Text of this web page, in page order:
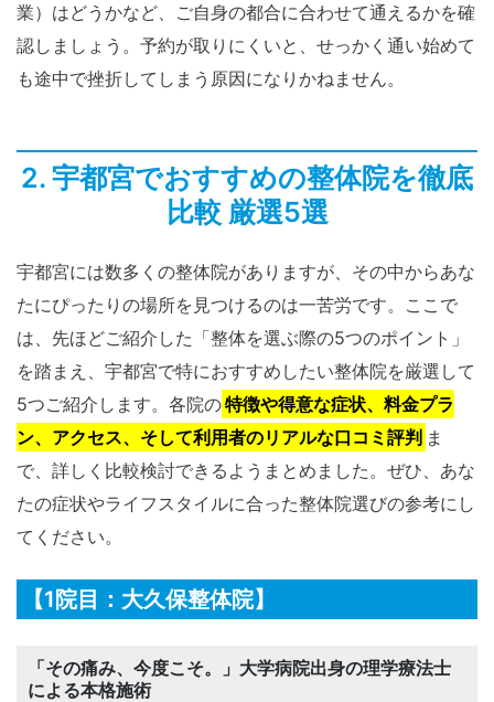
業）はどうかなど、ご自身の都合に合わせて通えるかを確
認しましょう。予約が取りにくいと、せっかく通い始めて
も途中で挫折してしまう原因になりかねません。
2. 宇都宮でおすすめの整体院を徹底
比較 厳選5選
宇都宮には数多くの整体院がありますが、その中からあな
たにぴったりの場所を見つけるのは一苦労です。ここで
は、先ほどご紹介した「整体を選ぶ際の5つのポイント」
を踏まえ、宇都宮で特におすすめしたい整体院を厳選して
5つご紹介します。各院の特徴や得意な症状、料金プラ
ン、アクセス、そして利用者のリアルな口コミ評判 ま
で、詳しく比較検討できるようまとめました。ぜひ、あな
たの症状やライフスタイルに合った整体院選びの参考にし
てください。
【1院目：大久保整体院】
「その痛み、今度こそ。」大学病院出身の理学療法士
による本格施術